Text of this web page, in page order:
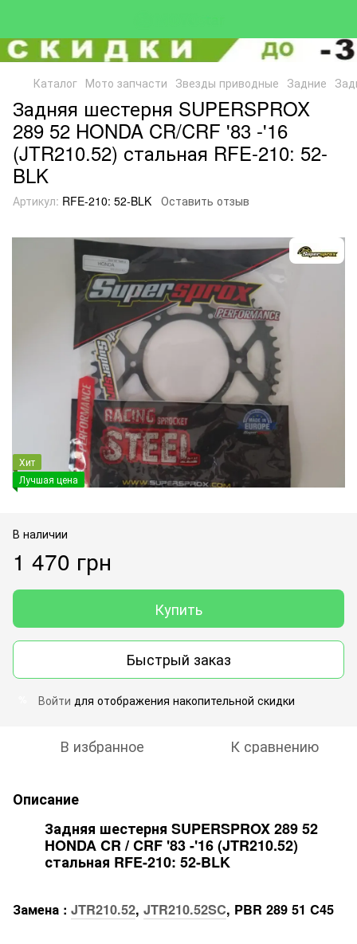
Каталог Мото запчасти Звезды приводные Задние
Задняя шестерня SUPERSPROX
289 52 HONDA CR/CRF '83 -'16
(JTR210.52) стальная RFE-210: 52-
BLK
Артикул: RFE-210: 52-BLK Оставить отзыв
Хит
Лучшая цена
В наличии
1 470 грн
Купить
Быстрый заказ
Войти для отображения накопительной скидки
В избранное К сравнению
Описание
Задняя шестерня SUPERSPROX 289 52
HONDA CR / CRF '83 -'16 (JTR210.52)
стальная RFE-210: 52-BLK
Замена : JTR210.52, JTR210.52SC, PBR 289 51 C45